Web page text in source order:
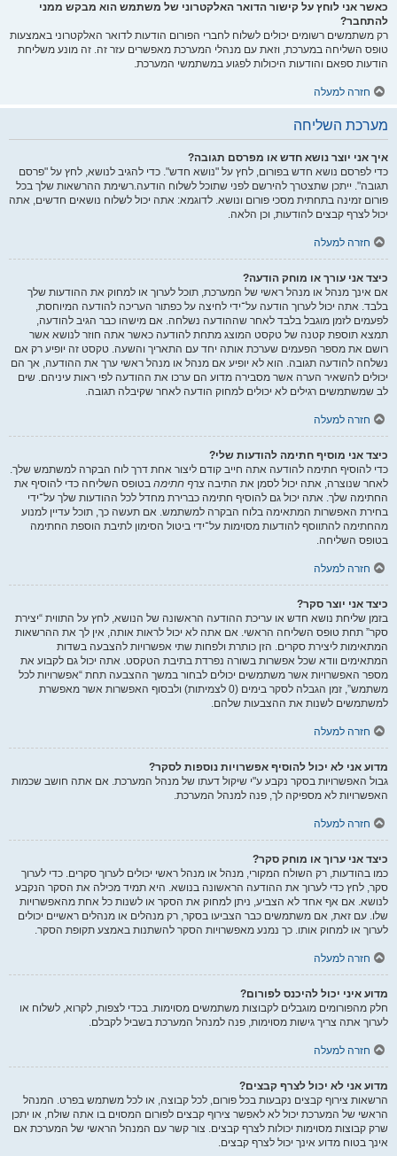
כאשר אני לוחץ על קישור הדואר האלקטרוני של משתמש הוא מבקש ממני
להתחבר?
רק משתמשים רשומים יכולים לשלוח לחברי הפורום הודעות לדואר האלקטרוני באמצעות
טופס השליחה במערכת, וזאת עם מנהלי המערכת מאפשרים עזר זה. זה מונע משליחת
הודעות ספאם והודעות היכולות לפגוע במשתמשי המערכת.
חזרה למעלה
מערכת השליחה
איך אני יוצר נושא חדש או מפרסם תגובה?
כדי לפרסם נושא חדש בפורום, לחץ על "נושא חדש". כדי להגיב לנושא, לחץ על "פרסם
תגובה". ייתכן שתצטרך להירשם לפני שתוכל לשלוח הודעה.רשימת ההרשאות שלך בכל
פורום זמינה בתחתית מסכי פורום ונושא. לדוגמא: אתה יכול לשלוח נושאים חדשים, אתה
יכול לצרף קבצים להודעות, וכן הלאה.
חזרה למעלה
כיצד אני עורך או מוחק הודעה?
אם אינך מנהל או מנהל ראשי של המערכת, תוכל לערוך או למחוק את ההודעות שלך
בלבד. אתה יכול לערוך הודעה על־ידי לחיצה על כפתור העריכה להודעה המיוחסת,
לפעמים לזמן מוגבל בלבד לאחר שההודעה נשלחה. אם מישהו כבר הגיב להודעה,
תמצא תוספת קטנה של טקסט המוצג מתחת להודעה כאשר אתה חוזר לנושא אשר
רושם את מספר הפעמים שערכת אותה יחד עם התאריך והשעה. טקסט זה יופיע רק אם
נשלחה להודעה תגובה. הוא לא יופיע אם מנהל או מנהל ראשי ערך את ההודעה, אך הם
יכולים להשאיר הערה אשר מסבירה מדוע הם ערכו את ההודעה לפי ראות עיניהם. שים
לב שמשתמשים רגילים לא יכולים למחוק הודעה לאחר שקיבלה תגובה.
חזרה למעלה
כיצד אני מוסיף חתימה להודעות שלי?
כדי להוסיף חתימה להודעה אתה חייב קודם ליצור אחת דרך לוח הבקרה למשתמש שלך.
לאחר שנוצרה, אתה יכול לסמן את התיבה צרף חתימה בטופס השליחה כדי להוסיף את
החתימה שלך. אתה יכול גם להוסיף חתימה כברירת מחדל לכל ההודעות שלך על־ידי
בחירת האפשרות המתאימה בלוח הבקרה למשתמש. אם תעשה כך, תוכל עדיין למנוע
מהחתימה להתווסף להודעות מסוימות על־ידי ביטול הסימון לתיבת הוספת החתימה
בטופס השליחה.
חזרה למעלה
כיצד אני יוצר סקר?
בזמן שליחת נושא חדש או עריכת ההודעה הראשונה של הנושא, לחץ על התווית “יצירת
סקר” תחת טופס השליחה הראשי. אם אתה לא יכול לראות אותה, אין לך את ההרשאות
המתאימות ליצירת סקרים. הזן כותרת ולפחות שתי אפשרויות להצבעה בשדות
המתאימים וודא שכל אפשרות בשורה נפרדת בתיבת הטקסט. אתה יכול גם לקבוע את
מספר האפשרויות אשר משתמשים יכולים לבחור במשך ההצבעה תחת “אפשרויות לכל
משתמש”, זמן הגבלה לסקר בימים (0 לצמיתות) ולבסוף האפשרות אשר מאפשרת
למשתמשים לשנות את ההצבעות שלהם.
חזרה למעלה
מדוע אני לא יכול להוסיף אפשרויות נוספות לסקר?
גבול האפשרויות בסקר נקבע ע"י שיקול דעתו של מנהל המערכת. אם אתה חושב שכמות
האפשרויות לא מספיקה לך, פנה למנהל המערכת.
חזרה למעלה
כיצד אני ערוך או מוחק סקר?
כמו בהודעות, רק השולח המקורי, מנהל או מנהל ראשי יכולים לערוך סקרים. כדי לערוך
סקר, לחץ כדי לערוך את ההודעה הראשונה בנושא. היא תמיד מכילה את הסקר הנקבע
לנושא. אם אף אחד לא הצביע, ניתן למחוק את הסקר או לשנות כל אחת מהאפשרויות
שלו. עם זאת, אם משתמשים כבר הצביעו בסקר, רק מנהלים או מנהלים ראשיים יכולים
לערוך או למחוק אותו. כך נמנע מאפשרויות הסקר להשתנות באמצע תקופת הסקר.
חזרה למעלה
מדוע איני יכול להיכנס לפורום?
חלק מהפורומים מוגבלים לקבוצות משתמשים מסוימות. בכדי לצפות, לקרוא, לשלוח או
לערוך אתה צריך גישות מסוימות, פנה למנהל המערכת בשביל לקבלם.
חזרה למעלה
מדוע אני לא יכול לצרף קבצים?
הרשאות צירוף קבצים נקבעות בכל פורום, לכל קבוצה, או לכל משתמש בפרט. המנהל
הראשי של המערכת יכול לא לאפשר צירוף קבצים לפורום המסוים בו אתה שולח, או יתכן
שרק קבוצות מסוימות יכולות לצרף קבצים. צור קשר עם המנהל הראשי של המערכת אם
אינך בטוח מדוע אינך יכול לצרף קבצים.